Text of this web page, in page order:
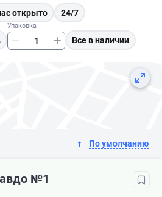
открыто 24/7
Упаковка
Все в наличии
По умолчанию
№1